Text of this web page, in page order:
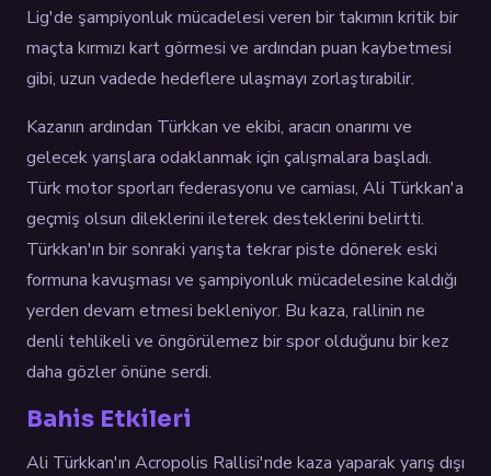
Lig'de şampiyonluk mücadelesi veren bir takımın kritik bir
maçta kırmızı kart görmesi ve ardından puan kaybetmesi
gibi, uzun vadede hedeflere ulaşmayı zorlaştırabilir.
Kazanın ardından Türkkan ve ekibi, aracın onarımı ve
gelecek yarışlara odaklanmak için çalışmalara başladı.
Türk motor sporları federasyonu ve camiası, Ali Türkkan'a
geçmiş olsun dileklerini ileterek desteklerini belirtti.
Türkkan'ın bir sonraki yarışta tekrar piste dönerek eski
formuna kavuşması ve şampiyonluk mücadelesine kaldığı
yerden devam etmesi bekleniyor. Bu kaza, rallinin ne
denli tehlikeli ve öngörülemez bir spor olduğunu bir kez
daha gözler önüne serdi.
Bahis Etkileri
Ali Türkkan'ın Acropolis Rallisi'nde kaza yaparak yarış dışı